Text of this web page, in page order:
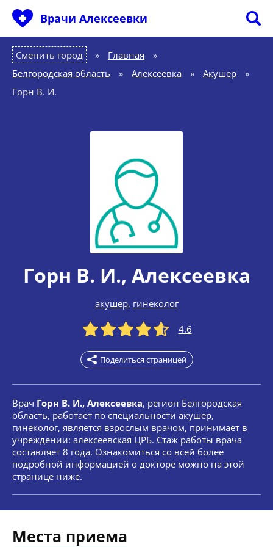
Врачи Алексеевки
Сменить город Главная
»
Белгородская область
» Алексеевка » Акушер
»
Горн В. И.
Горн В. И., Алексеевка
акушер, гинеколог
4.6
Поделиться страницей
Врач Горн В. И., Алексеевка, регион Белгородская
область, работает по специальности акушер,
гинеколог, является взрослым врачом, принимает в
учреждении: алексеевская ЦРБ. Стаж работы врача
составляет 8 года. Ознакомиться со всей более
подробной информацией о докторе можно на этой
странице ниже.
Места приема